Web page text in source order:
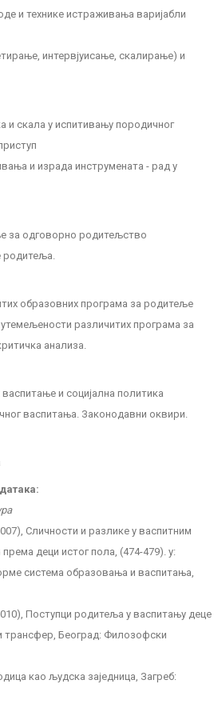
и технике истраживања варијабли
интервјуисање, скалирање) и
и скала у испитивању породичног
и израда инструмената - рад у
за одговорно родитељство
родитеља.
образовних програма за родитеље
различитих програма за
анализа.
и социјална политика
васпитања. Законодавни оквири.
Сличности и разлике у васпитним
деци истог пола, (474-479). у:
система образовања и васпитања,
Поступци родитеља у васпитању деце
трансфер, Београд: Филозофски
као људска заједница, Загреб: